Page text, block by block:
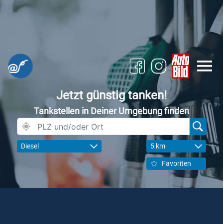
Jetzt günstig tanken!
Tankstellen in Deiner Umgebung finden
Diesel 5 km
Favoriten